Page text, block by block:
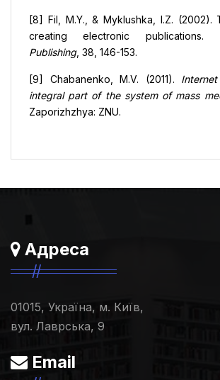
[8] Fil, M.Y., & Myklushka, I.Z. (2002).
creating electronic publications.
Publishing, 38, 146-153.
[9] Chabanenko, M.V. (2011).
integral part of the system of mass
Zaporizhzhya: ZNU.
Адреса
01015, Україна, м. Київ,
вул. Лаврська, 9
Email